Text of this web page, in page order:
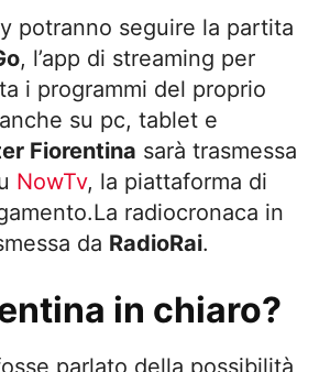
potranno seguire la partita
, l’app di streaming per
i programmi del proprio
su pc, tablet e
Fiorentina sarà trasmessa
NowTv, la piattaforma di
radiocronaca in
da RadioRai.
in chiaro?
parlato della possibilità